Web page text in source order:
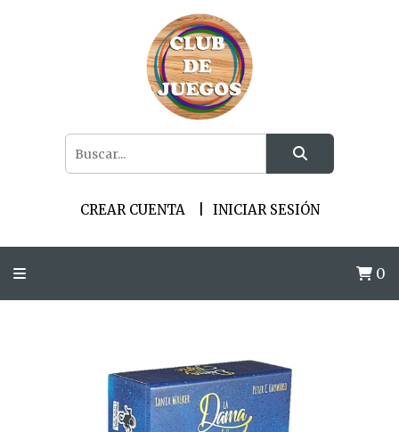
CREAR CUENTA INICIAR SESIÓN
0